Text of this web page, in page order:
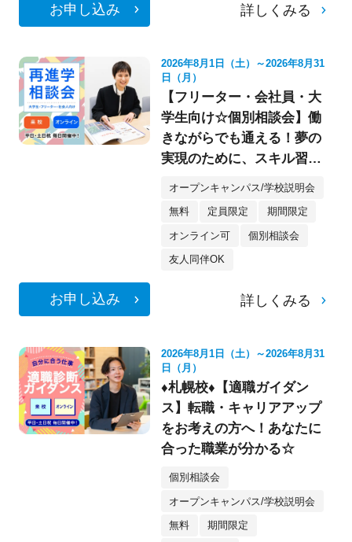
お申し込み 詳しくみる
2026年8月1日（土）～2026年8月31
日（月）
【フリーター・会社員・大
学生向け☆個別相談会】働
きながらでも通える！夢の
実現のために、スキル習得
をしよう♪
オープンキャンパス/学校説明会
無料 定員限定 期間限定
オンライン可 個別相談会
友人同伴OK
お申し込み 詳しくみる
2026年8月1日（土）～2026年8月31
日（月）
♦札幌校♦【適職ガイダン
ス】転職・キャリアアップ
をお考えの方へ！あなたに
合った職業が分かる☆
個別相談会
オープンキャンパス/学校説明会
無料 期間限定